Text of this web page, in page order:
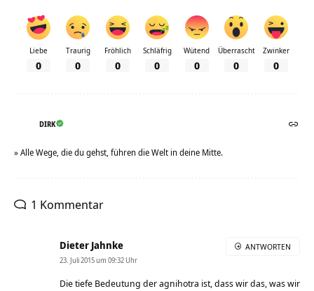
Liebe
0
Traurig
0
Fröhlich
0
Schläfrig
0
Wütend
0
Überrascht
0
Zwinker
0
DIRK
» Alle Wege, die du gehst, führen die Welt in deine Mitte.
1 Kommentar
Dieter Jahnke
23. Juli 2015 um 09:32 Uhr
Die tiefe Bedeutung der agnihotra ist, dass wir das, was wir
ANTWORTEN